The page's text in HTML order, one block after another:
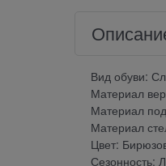
Вид обуви:
Материал
Материал
Материал
Цвет:
Сезонность: